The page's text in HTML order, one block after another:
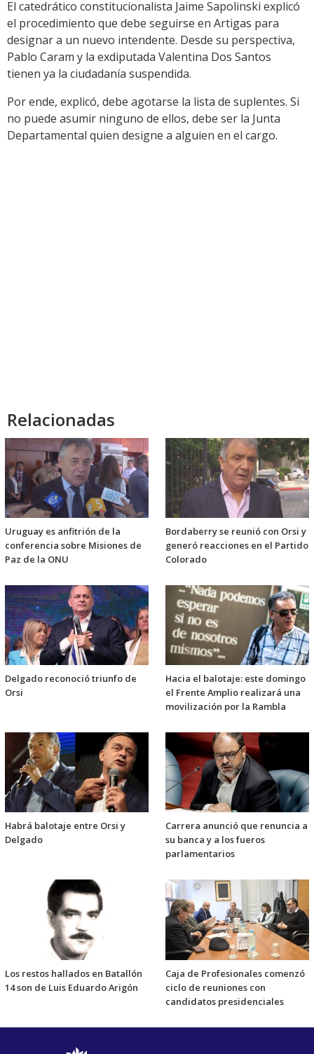
Link
El catedrático constitucionalista Jaime Sapolinski explicó
el procedimiento que debe seguirse en Artigas para
designar a un nuevo intendente. Desde su perspectiva,
Pablo Caram y la exdiputada Valentina Dos Santos
tienen ya la ciudadanía suspendida.
Por ende, explicó, debe agotarse la lista de suplentes. Si
no puede asumir ninguno de ellos, debe ser la Junta
Departamental quien designe a alguien en el cargo.
Relacionadas
Uruguay es anfitrión de la
conferencia sobre Misiones de
Paz de la ONU
Bordaberry se reunió con Orsi y
generó reacciones en el Partido
Colorado
Delgado reconoció triunfo de
Orsi
Hacia el balotaje: este domingo
el Frente Amplio realizará una
movilización por la Rambla
Habrá balotaje entre Orsi y
Delgado
Carrera anunció que renuncia a
su banca y a los fueros
parlamentarios
Los restos hallados en Batallón
14 son de Luis Eduardo Arigón
Caja de Profesionales comenzó
ciclo de reuniones con
candidatos presidenciales